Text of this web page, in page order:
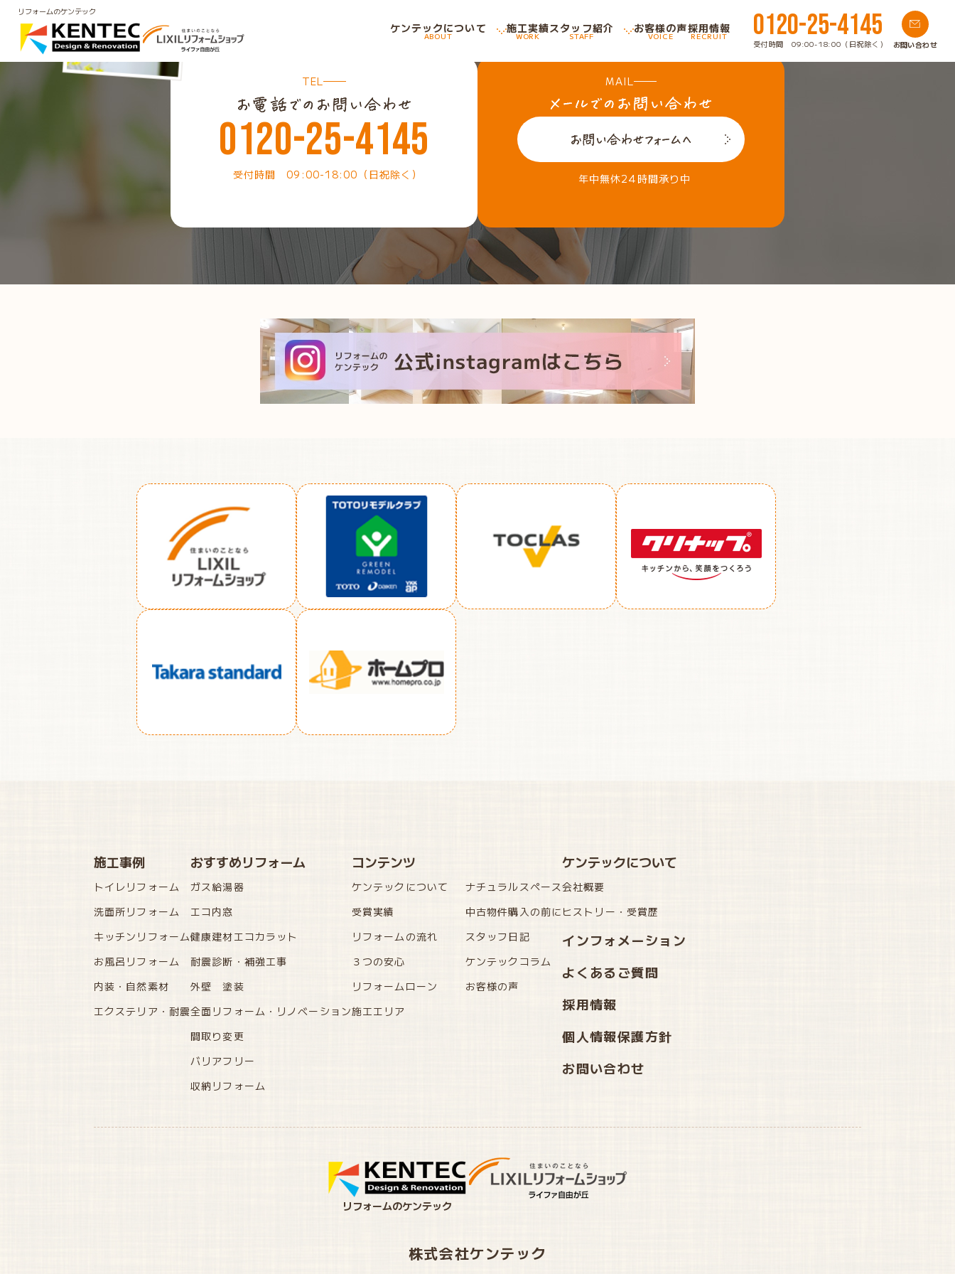
リフォームのケンテック
ケンテックについて
ABOUT
施工実績
WORK
スタッフ紹介
STAFF
お客様の声
VOICE
採用情報
RECRUIT 0120-25-4145
受付時間 09:00-18:00（日祝除く） お問い合わせ
TEL
0120-25-4145
受付時間 09:00-18:00（日祝除く）
MAIL
年中無休24時間承り中
施工事例
トイレリフォーム
洗面所リフォーム
キッチンリフォーム
お風呂リフォーム
内装・自然素材
エクステリア・耐震
おすすめリフォーム
ガス給湯器
エコ内窓
健康建材エコカラット
耐震診断・補強工事
外壁 塗装
全面リフォーム・リノベーション
間取り変更
バリアフリー
収納リフォーム
コンテンツ
ケンテックについて
ナチュラルスペース
受賞実績
中古物件購入の前に
リフォームの流れ
スタッフ日記
３つの安心
ケンテックコラム
リフォームローン
お客様の声
施工エリア
ケンテックについて
会社概要
ヒストリー・受賞歴
インフォメーション
よくあるご質問
採用情報
個人情報保護方針
お問い合わせ
リフォームのケンテック
株式会社ケンテック